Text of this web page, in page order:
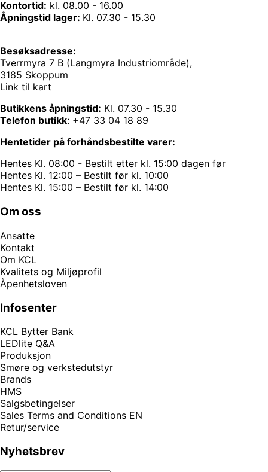
Kontortid: kl. 08.00 - 16.00
Åpningstid lager: Kl. 07.30 - 15.30
Besøksadresse:
Tverrmyra 7 B (Langmyra Industriområde),
3185 Skoppum
Link til kart
Butikkens åpningstid: Kl. 07.30 - 15.30
Telefon butikk: +47 33 04 18 89
Hentetider på forhåndsbestilte varer:
Hentes Kl. 08:00 - Bestilt etter kl. 15:00 dagen før
Hentes Kl. 12:00 – Bestilt før kl. 10:00
Hentes Kl. 15:00 – Bestilt før kl. 14:00
Om oss
Ansatte
Kontakt
Om KCL
Kvalitets og Miljøprofil
Åpenhetsloven
Infosenter
KCL Bytter Bank
LEDlite Q&A
Produksjon
Smøre og verkstedutstyr
Brands
HMS
Salgsbetingelser
Sales Terms and Conditions EN
Retur/service
Nyhetsbrev